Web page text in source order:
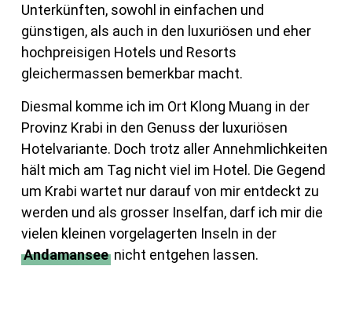
Unterkünften, sowohl in einfachen und
günstigen, als auch in den luxuriösen und eher
hochpreisigen Hotels und Resorts
gleichermassen bemerkbar macht.
Diesmal komme ich im Ort Klong Muang in der
Provinz Krabi in den Genuss der luxuriösen
Hotelvariante. Doch trotz aller Annehmlichkeiten
hält mich am Tag nicht viel im Hotel. Die Gegend
um Krabi wartet nur darauf von mir entdeckt zu
werden und als grosser Inselfan, darf ich mir die
vielen kleinen vorgelagerten Inseln in der
Andamansee nicht entgehen lassen.